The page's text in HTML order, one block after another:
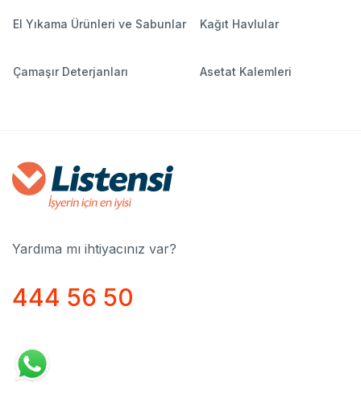
El Yıkama Ürünleri ve Sabunlar Kağıt Havlular
Çamaşır Deterjanları Asetat Kalemleri
Yardıma mı ihtiyacınız var?
444 56 50